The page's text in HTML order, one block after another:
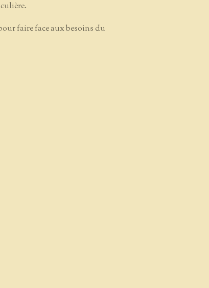
faire face aux besoins du